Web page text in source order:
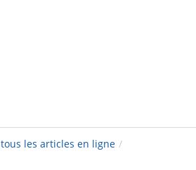
tous les articles en ligne /